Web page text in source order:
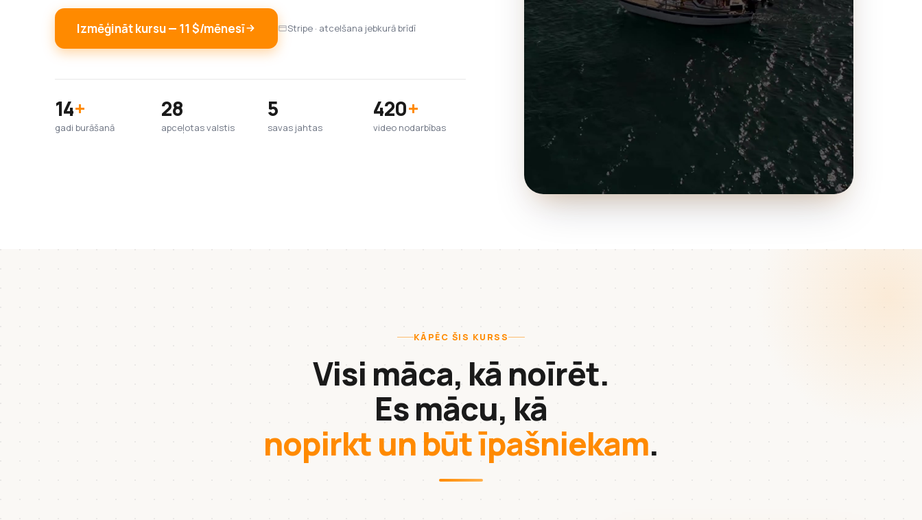
Izmēģināt kursu — 11 $/mēnesī Stripe · atcelšana jebkurā brīdī
14+
gadi burāšanā
28
apceļotas valstis
5
savas jahtas
420+
video nodarbības
KĀPĒC ŠIS KURSS
Visi māca, kā noīrēt.
Es mācu, kā
nopirkt un būt īpašniekam.